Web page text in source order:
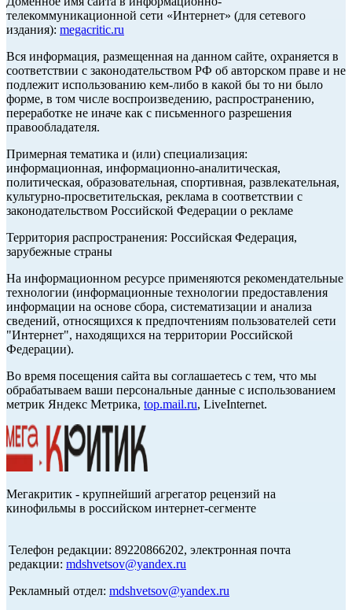
телекоммуникационной сети «Интернет» (для сетевого
издания): megacritic.ru
Вся информация, размещенная на данном сайте, охраняется в
соответствии с законодательством РФ об авторском праве и не
подлежит использованию кем-либо в какой бы то ни было
форме, в том числе воспроизведению, распространению,
переработке не иначе как с письменного разрешения
правообладателя.
Примерная тематика и (или) специализация:
информационная, информационно-аналитическая,
политическая, образовательная, спортивная, развлекательная,
культурно-просветительская, реклама в соответствии с
законодательством Российской Федерации о рекламе
Территория распространения: Российская Федерация,
зарубежные страны
На информационном ресурсе применяются рекомендательные
технологии (информационные технологии предоставления
информации на основе сбора, систематизации и анализа
сведений, относящихся к предпочтениям пользователей сети
"Интернет", находящихся на территории Российской
Федерации).
Во время посещения сайта вы соглашаетесь с тем, что мы
обрабатываем ваши персональные данные с использованием
метрик Яндекс Метрика, top.mail.ru, LiveInternet.
Мегакритик - крупнейший агрегатор рецензий на
кинофильмы в российском интернет-сегменте
Телефон редакции: 89220866202, электронная почта
редакции: mdshvetsov@yandex.ru
Рекламный отдел: mdshvetsov@yandex.ru